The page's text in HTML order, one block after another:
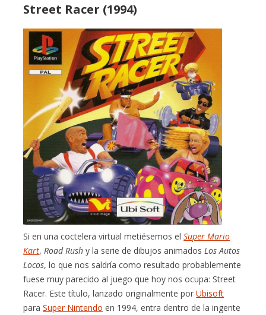
Street Racer (1994)
Si en una coctelera virtual metiésemos elSuper Mario
Kart, Road Rush y la serie de dibujos animados Los Autos
Locos, lo que nos saldría como resultado probablemente
fuese muy parecido al juego que hoy nos ocupa: Street
Racer. Este título, lanzado originalmente porUbisoft
paraSuper Nintendo en 1994, entra dentro de la ingente